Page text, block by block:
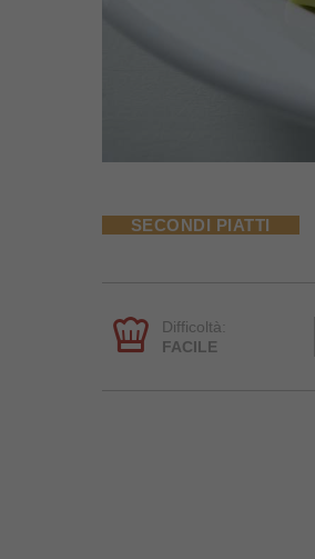
SECONDI PIATTI
Difficoltà:
FACILE